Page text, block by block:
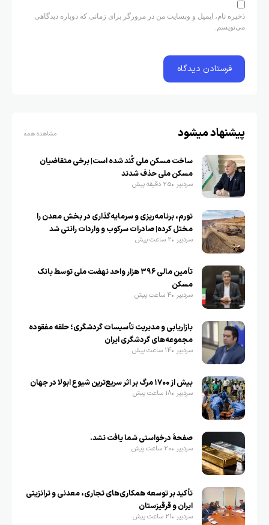
ذخیره نام، ایمیل و وبسایت من در مرورگر برای زمانی که دوباره دیدگاهی
می‌نویسم.
پیشنهاد میشود مشاهده همه
ساخت مسکن ملی کُند شده است| برخی متقاضیان
مسکن ملی حذف شدند
سردبیر 25 دقیقه پیش
تورم، برنامه‌ریزی و سرمایه‌گذاری در بخش معدن را
مختل کرده| صادرات سرکوب و واردات رانتی شد
سردبیر 2 ساعت پیش
تأمین مالی ۳۹۶ هزار واحد نهضت ملی توسط بانک
مسکن
سردبیر 4 ساعت پیش
بازاریابی و مدیریت تأسیسات گردشگری؛ حلقه مفقوده
مجموعه‌های گردشگری ایران
سردبیر 14 ساعت پیش
بیش از ۱۷۰۰ مرگ بر اثر سریع‌ترین شیوع ابولا در جهان
سردبیر 18 ساعت پیش
صفحهٔ درخواستی شما یافت نشد.
سردبیر 20 ساعت پیش
تأکید بر توسعه همکاری‌های تجاری، معدنی و ترانزیتی
ایران و قرقیزستان
سردبیر 21 ساعت پیش